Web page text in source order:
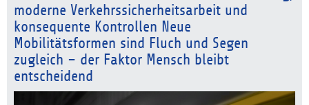
moderne Verkehrssicherheitsarbeit und
konsequente Kontrollen Neue
Mobilitätsformen sind Fluch und Segen
zugleich – der Faktor Mensch bleibt
entscheidend